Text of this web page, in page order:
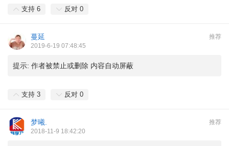
支持 6 反对 0
推荐
蔓延
2019-6-19 07:48:45
提示: 作者被禁止或删除 内容自动屏蔽
支持 3 反对 0
推荐
梦曦.
2018-11-9 18:42:20